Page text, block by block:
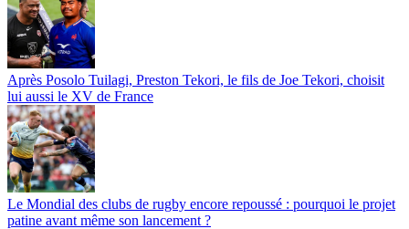
Après Posolo Tuilagi, Preston Tekori, le fils de Joe Tekori, choisit
lui aussi le XV de France
Le Mondial des clubs de rugby encore repoussé : pourquoi le projet
patine avant même son lancement ?